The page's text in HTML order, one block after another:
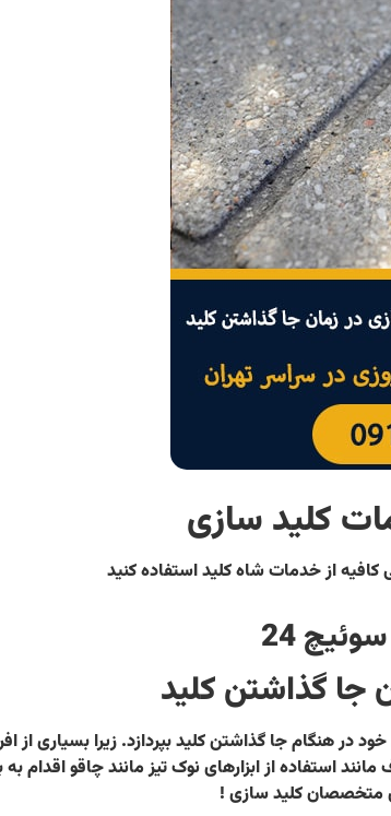
کلید سازی
از خدمات شاه کلید استفاده کنید
24
جا گذاشتن کلید
هنگام جا گذاشتن کلید بپردازد. زیرا بسیاری از
استفاده از ابزارهای نوک تیز مانند چاقو اقدام
متخصصان کلید سازی !